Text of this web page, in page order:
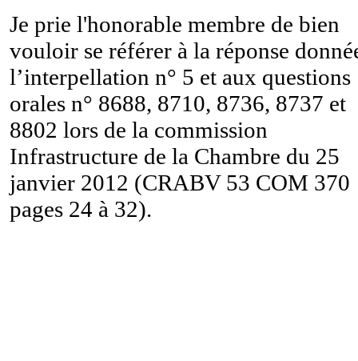
Je prie l'honorable membre de bien
vouloir se référer à la réponse
l’interpellation n° 5 et aux questions
orales n° 8688, 8710, 8736, 8737 et
8802 lors de la commission
Infrastructure de la Chambre du 25
janvier 2012 (CRABV 53 COM 370
pages 24 à 32).